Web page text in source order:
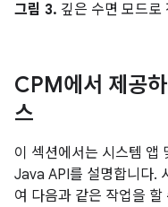
그림 3. 깊은 수면 모드로
CPM에서 제공
스
이 섹션에서는 시스템 앱
Java API를 설명합니다.
여 다음과 같은 작업을 할